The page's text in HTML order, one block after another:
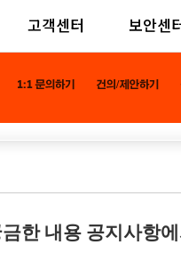
고객센터 보안센
한 내용 공지사항